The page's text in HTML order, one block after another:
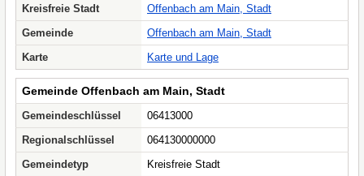
Kreisfreie Stadt
Offenbach am Main, Stadt
Gemeinde
Offenbach am Main, Stadt
Karte
Karte und Lage
Gemeinde Offenbach am Main, Stadt
Gemeindeschlüssel
06413000
Regionalschlüssel
064130000000
Gemeindetyp
Kreisfreie Stadt